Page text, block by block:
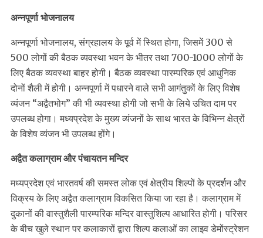
अन्नपूर्णा भोजनालय
अन्नपूर्णा भोजनालय, संग्रहालय के पूर्व में स्थित होगा, जिसमें 300 से
500 लोगों की बैठक व्यवस्था भवन के भीतर तथा 700-1000 लोगों के
लिए बैठक व्यवस्था बाहर होगी। बैठक व्यवस्था पारम्परिक एवं आधुनिक
दोनों शैली में होगी। अन्नपूर्णा में पधारने वाले सभी आगंतुकों के लिए विशेष
व्यंजन “अद्वैतभोग” की भी व्यवस्था होगी जो सभी के लिये उचित दाम पर
उपलब्ध होगा। मध्यप्रदेश के मुख्य व्यंजनों के साथ भारत के विभिन्न क्षेत्रों
के विशेष व्यंजन भी उपलब्ध होंगे।
अद्वैत कलाग्राम और पंचायतन मन्दिर
मध्यप्रदेश एवं भारतवर्ष की समस्त लोक एवं क्षेत्रीय शिल्पों के प्रदर्शन और
विक्रय के लिए अद्वैत कलाग्राम विकसित किया जा रहा है। कलाग्राम में
दुकानों की वास्तुशैली पारम्परिक मन्दिर वास्तुशिल्प आधारित होगी। परिसर
के बीच खुले स्थान पर कलाकारों द्वारा शिल्प कलाओं का लाइव डेमोंस्ट्रेशन